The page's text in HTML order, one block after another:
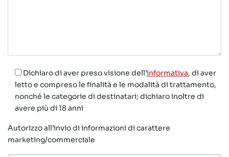
Dichiaro di aver preso visione dell’informativa, di aver
letto e compreso le finalità e le modalità di trattamento,
nonché le categorie di destinatari; dichiaro inoltre di
avere più di 18 anni
Autorizzo all’invio di informazioni di carattere
marketing/commerciale